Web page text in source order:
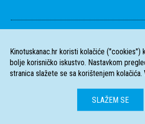
Kinotuskanac.hr koristi kolačiće ("cookies")
bolje korisničko iskustvo. Nastavkom
stranica slažete se sa korištenjem kolačića.
SLAŽEM SE